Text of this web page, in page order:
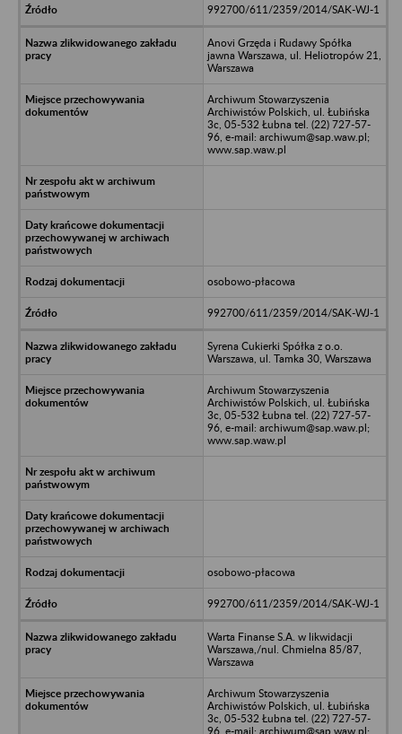
992700/611/2359/2014/SAK-WJ-1
Anovi Grzęda i Rudawy Spółka
jawna Warszawa, ul. Heliotropów 21,
Warszawa
Archiwum Stowarzyszenia
Archiwistów Polskich, ul. Łubińska
3c, 05-532 Łubna tel. (22) 727-57-
96, e-mail: archiwum@sap.waw.pl;
www.sap.waw.pl
osobowo-płacowa
992700/611/2359/2014/SAK-WJ-1
Syrena Cukierki Spółka z o.o.
Warszawa, ul. Tamka 30, Warszawa
Archiwum Stowarzyszenia
Archiwistów Polskich, ul. Łubińska
3c, 05-532 Łubna tel. (22) 727-57-
96, e-mail: archiwum@sap.waw.pl;
www.sap.waw.pl
osobowo-płacowa
992700/611/2359/2014/SAK-WJ-1
Warta Finanse S.A. w likwidacji
Warszawa,/nul. Chmielna 85/87,
Warszawa
Archiwum Stowarzyszenia
Archiwistów Polskich, ul. Łubińska
3c, 05-532 Łubna tel. (22) 727-57-
96, e-mail: archiwum@sap.waw.pl;